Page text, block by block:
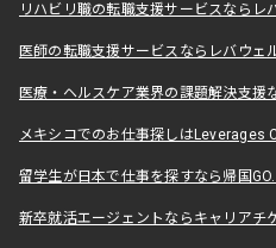
リハビリ職の転職支援サービスならレ
医師の転職支援サービスならレバウェ
医療・ヘルスケア業界の課題解決支援
メキシコでのお仕事探しはLeverages
留学生が日本で仕事を探すなら帰国
新卒就活エージェントならキャリアチ